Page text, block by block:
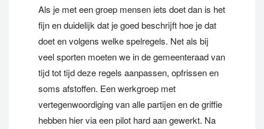
Als je met een groep mensen iets doet dan is het
fijn en duidelijk dat je goed beschrijft hoe je dat
doet en volgens welke spelregels. Net als bij
veel sporten moeten we in de gemeenteraad van
tijd tot tijd deze regels aanpassen, opfrissen en
soms afstoffen. Een werkgroep met
vertegenwoordiging van alle partijen en de griffie
hebben hier via een pilot hard aan gewerkt. Na